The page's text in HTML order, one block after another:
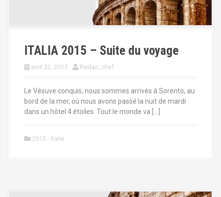
ITALIA 2015 – Suite du voyage
avril 23, 2015 Redac_chef
Le Vésuve conquis, nous sommes arrivés à Sorento, au
bord de la mer, où nous avons passé la nuit de mardi
dans un hôtel 4 étoiles. Tout le monde va […]
2015 - Italie